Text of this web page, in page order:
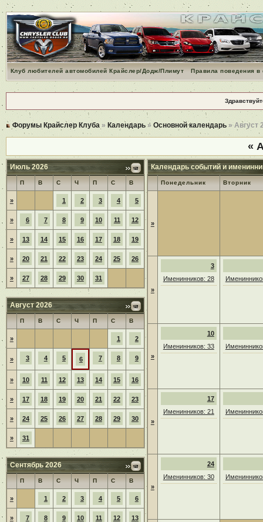
Клуб любителей автомобилей Крайслер/Додж/Плимут Правила поведения
Форумы Крайслер Клуба » Календарь» Основной календарь» Август
«
Июль 2026
П В С Ч П С В
» 1 2 3 4 5
» 6 7 8 9 10 11 12
» 13 14 15 16 17 18 19
» 20 21 22 23 24 25 26
» 27 28 29 30 31
Август 2026
П В С Ч П С В
» 1 2
» 3 4 5 6 7 8 9
» 10 11 12 13 14 15 16
» 17 18 19 20 21 22 23
» 24 25 26 27 28 29 30
» 31
Сентябрь 2026
П В С Ч П С В
» 1 2 3 4 5 6
» 7 8 9 10 11 12 13
Календарь событий и
Понедельник Вторник
»
»
3
Именинников: 28
»
10
Именинников: 33
»
17
Именинников: 21
»
24
Именинников: 30